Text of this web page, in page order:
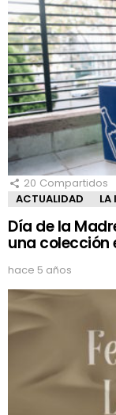
20 Compartidos
ACTUALIDAD
LA
Día de la
una colección
hace 5 años